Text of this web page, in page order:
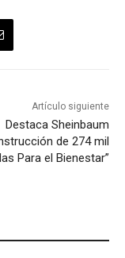
Artículo siguiente
Destaca Sheinbaum
de 274 mil
Para el Bienestar”